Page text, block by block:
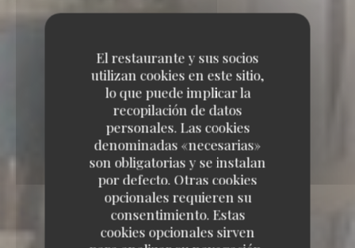
El restaurante y sus socios
utilizan cookies en este sitio,
lo que puede implicar la
recopilación de datos
personales. Las cookies
denominadas «necesarias»
son obligatorias y se instalan
por defecto. Otras cookies
opcionales requieren su
consentimiento. Estas
cookies opcionales sirven